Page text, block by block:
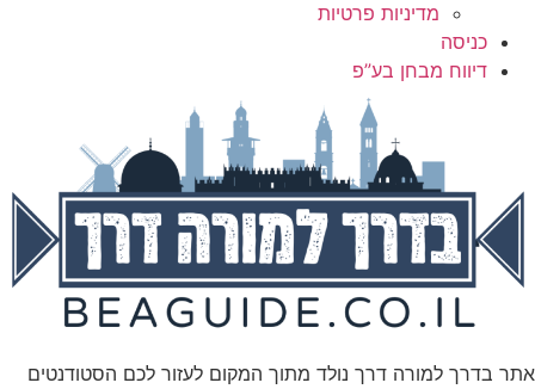
מדיניות פרטיות
כניסה
דיווח מבחן בע”פ
אתר בדרך למורה דרך נולד מתוך המקום לעזור לכם הסטודנטים